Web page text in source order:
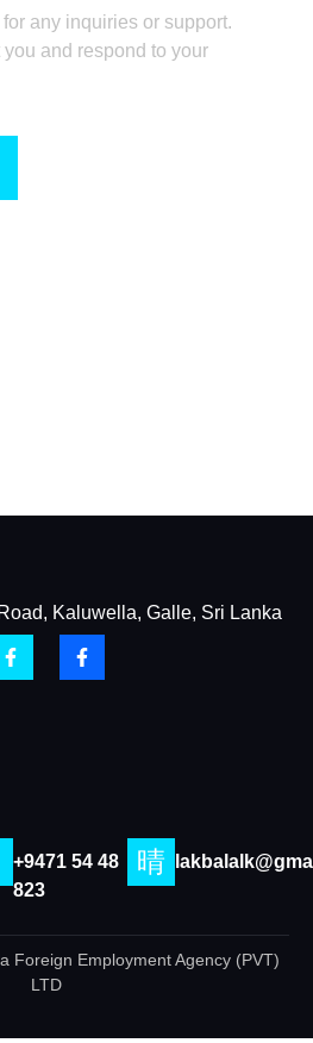
any inquiries or support.
you and respond to your
Kaluwella, Galle, Sri Lanka
+9471 54 48
823
Foreign Employment Agency (PVT)
LTD